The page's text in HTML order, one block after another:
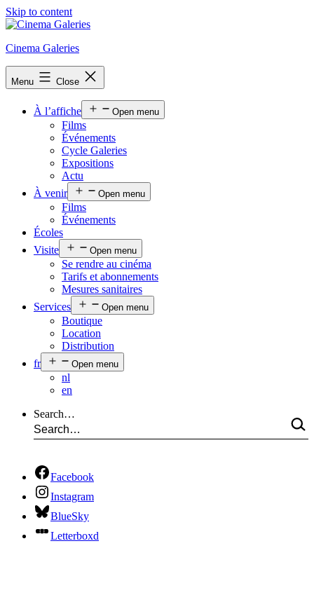
Skip to content
Cinema Galeries
Menu Close
À l’affiche Open menu
Films
Événements
Cycle Galeries
Expositions
Actu
À venir
Open menu
Films
Événements
Écoles
Visite
Open menu
Se rendre au cinéma
Tarifs et abonnements
Mesures sanitaires
Services
Open menu
Boutique
Location
Distribution
fr
Open menu
nl
en
Search…
Facebook
Instagram
BlueSky
Letterboxd